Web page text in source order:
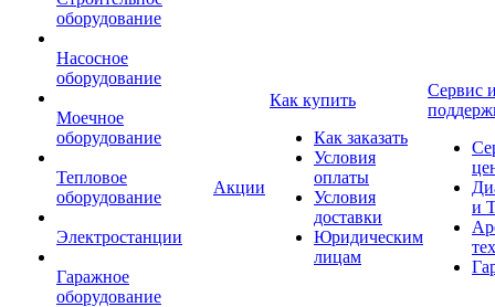
оборудование
Насосное
оборудование
Моечное
оборудование
Тепловое
оборудование
Электростанции
Гаражное
оборудование
Акции
Как купить
Как заказать
Условия
оплаты
Условия
доставки
Юридическим
лицам
Сервис
и